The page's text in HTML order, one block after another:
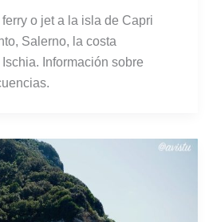
o jet a la isla de Capri
Salerno, la costa
Información sobre